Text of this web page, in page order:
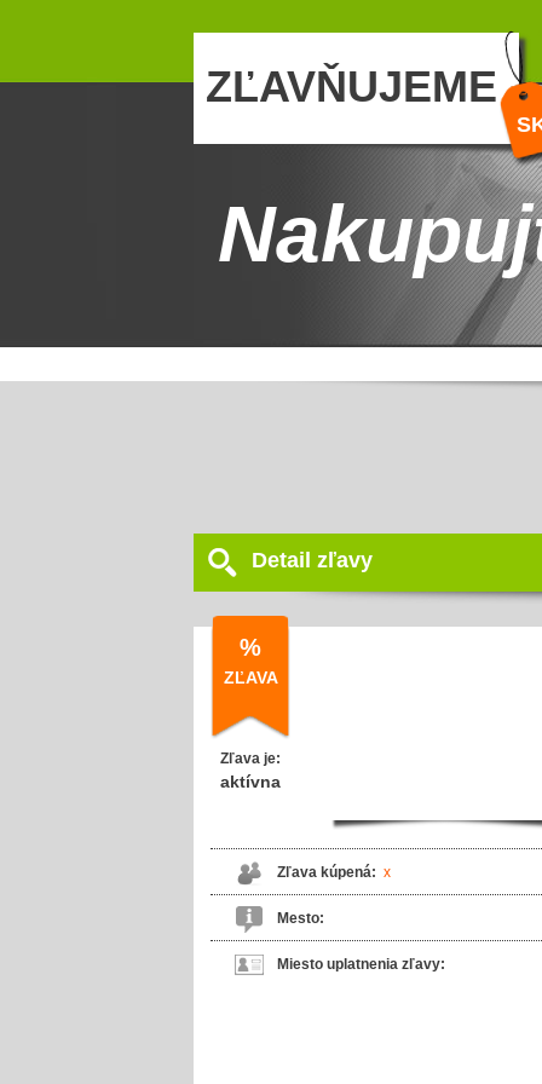
ZĽAVŇUJEME
Detail zľavy
%
ZĽAVA
Zľava je:
aktívna
Zľava kúpená: x
Mesto:
Miesto uplatnenia zľavy: